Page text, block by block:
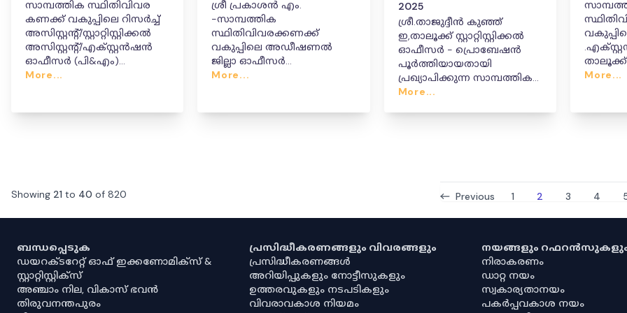
സാമ്പത്തിക സ്ഥിതിവിവര
കണക്ക് വകുപ്പിലെ റിസർച്ച്
അസിസ്റ്റന്റ്/സ്റ്റാറ്റിസ്റ്റിക്കൽ
അസിസ്റ്റന്റ്/എക്സ്റ്റൻഷൻ
ഓഫീസർ (പി&എം)
(RA/SI/EO(P&M)
ശ്രീ.ഹരികൃഷ്ണകുറുപ്പ്
More...
ശ്രീ പ്രകാശൻ എം.
-സാമ്പത്തിക
സ്ഥിതിവിവരക്കണക്ക്
വകുപ്പിലെ അഡീഷണൽ
ജില്ലാ ഓഫീസർ
തസ്തികയിലെ പ്രൊബേഷൻ
More...
2025
ശ്രീ.താജുദ്ദീൻ കുഞ്ഞ്
ഇ,താലൂക്ക് സ്റ്റാറ്റിസ്റ്റിക്കൽ
ഓഫീസർ - പ്രൊബേഷൻ
പൂർത്തിയായതായി
പ്രഖ്യാപിക്കുന്ന സാമ്പത്തിക
സ്ഥിതിവിവരക്കണക്ക്
More...
താലൂക്ക്
ഓഫീസർ
More...
Showing 21 to 40 of 820 Previous 1 2 3 4
ബന്ധപ്പെടുക
ഡയറക്ടറേറ്റ് ഓഫ് ഇക്കണോമിക്സ് &
സ്റ്റാറ്റിസ്റ്റിക്സ്
അഞ്ചാം നില, വികാസ് ഭവൻ
തിരുവനന്തപുരം
പ്രസിദ്ധീകരണങ്ങളും വിവരങ്ങളും
പ്രസിദ്ധീകരണങ്ങൾ
അറിയിപ്പുകളും നോട്ടീസുകളും
ഉത്തരവുകളും നടപടികളും
വിവരാവകാശ നിയമം
നയങ്ങളും
നിരാകരണം
ഡാറ്റ നയം
സ്വകാര്യതാനയം
പകർപ്പവകാശ നയം